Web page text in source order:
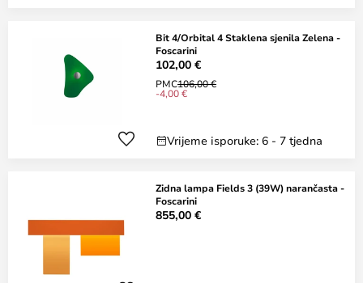
Bit 4/Orbital 4 Staklena sjenila Zelena -
Foscarini
102,00 €
PMC106,00 €
-4,00 €
Vrijeme isporuke: 6 - 7 tjedna
Zidna lampa Fields 3 (39W) narančasta -
Foscarini
855,00 €